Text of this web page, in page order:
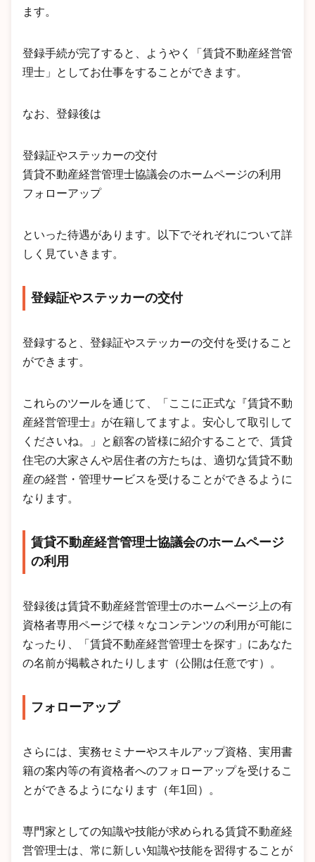
ます。
登録手続が完了すると、ようやく「賃貸不動産経営管
理士」としてお仕事をすることができます。
なお、登録後は
登録証やステッカーの交付
賃貸不動産経営管理士協議会のホームページの利用
フォローアップ
といった待遇があります。以下でそれぞれについて詳
しく見ていきます。
登録証やステッカーの交付
登録すると、登録証やステッカーの交付を受けること
ができます。
これらのツールを通じて、「ここに正式な『賃貸不動
産経営管理士』が在籍してますよ。安心して取引して
くださいね。」と顧客の皆様に紹介することで、賃貸
住宅の大家さんや居住者の方たちは、適切な賃貸不動
産の経営・管理サービスを受けることができるように
なります。
賃貸不動産経営管理士協議会のホームページ
の利用
登録後は賃貸不動産経営管理士のホームページ上の有
資格者専用ページで様々なコンテンツの利用が可能に
なったり、「賃貸不動産経営管理士を探す」にあなた
の名前が掲載されたりします（公開は任意です）。
フォローアップ
さらには、実務セミナーやスキルアップ資格、実用書
籍の案内等の有資格者へのフォローアップを受けるこ
とができるようになります（年1回）。
専門家としての知識や技能が求められる賃貸不動産経
営管理士は、常に新しい知識や技能を習得することが